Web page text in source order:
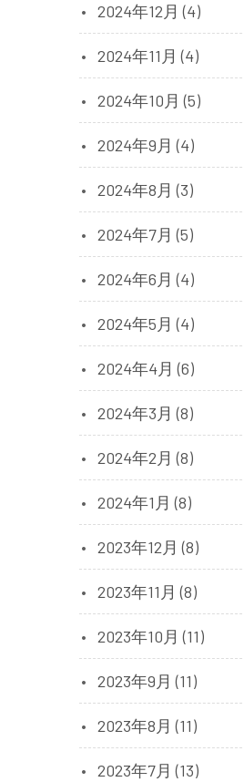
2024年12月 (4)
2024年11月 (4)
2024年10月 (5)
2024年9月 (4)
2024年8月 (3)
2024年7月 (5)
2024年6月 (4)
2024年5月 (4)
2024年4月 (6)
2024年3月 (8)
2024年2月 (8)
2024年1月 (8)
2023年12月 (8)
2023年11月 (8)
2023年10月 (11)
2023年9月 (11)
2023年8月 (11)
2023年7月 (13)